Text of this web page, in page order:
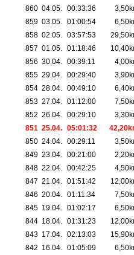
860 04.05. 00:33:36
859 03.05. 01:00:54
858 02.05. 03:57:53
857 01.05. 01:18:46
856 30.04. 00:39:11
855 29.04. 00:29:40
854 28.04. 00:49:10
853 27.04. 01:12:00
852 26.04. 00:29:10
851 25.04. 05:01:32
850 24.04. 00:29:11
849 23.04. 00:21:00
848 22.04. 00:42:25
847 21.04. 01:51:42
846 20.04. 01:11:34
845 19.04. 01:02:17
844 18.04. 01:31:23
843 17.04. 02:13:03
842 16.04. 01:05:09